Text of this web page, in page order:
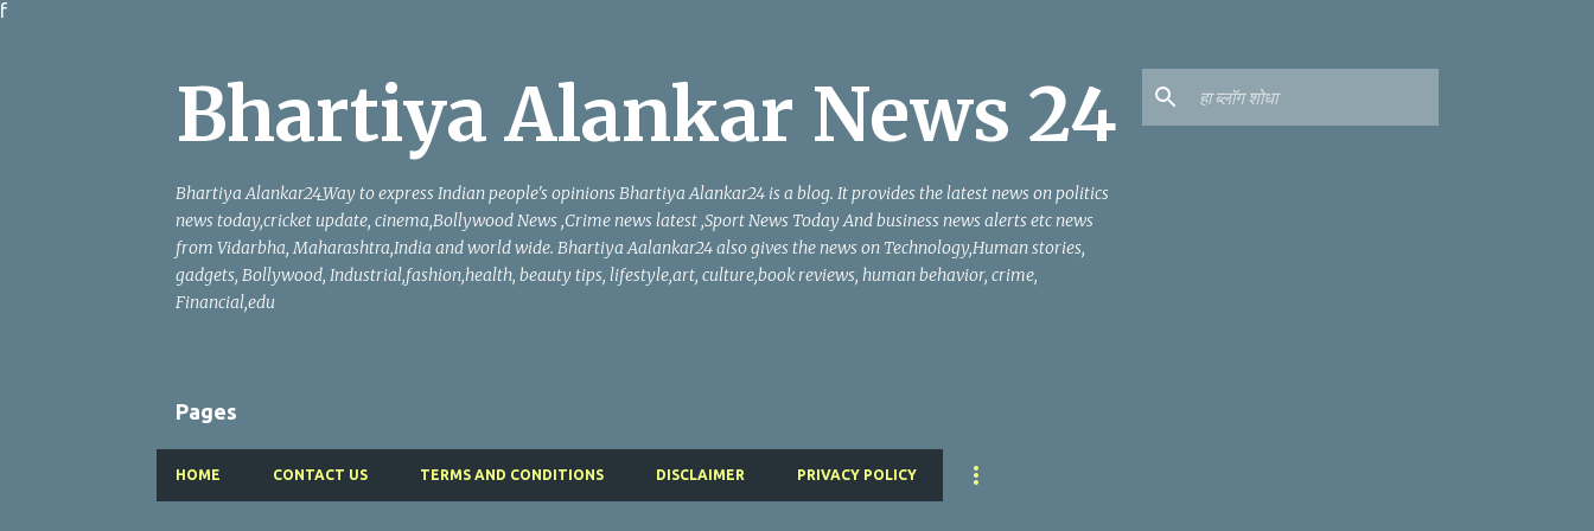
f
Bhartiya Alankar News 24
Bhartiya Alankar24_Way to express Indian people's opinions Bhartiya Alankar24 is a blog. It provides the latest news on politics
news today,cricket update, cinema,Bollywood News ,Crime news latest ,Sport News Today And business news alerts etc news
from Vidarbha, Maharashtra,India and world wide. Bhartiya Aalankar24 also gives the news on Technology,Human stories,
gadgets, Bollywood, Industrial,fashion,health, beauty tips, lifestyle,art, culture,book reviews, human behavior, crime,
Financial,edu
Pages
HOME CONTACT US TERMS AND CONDITIONS DISCLAIMER PRIVACY POLICY